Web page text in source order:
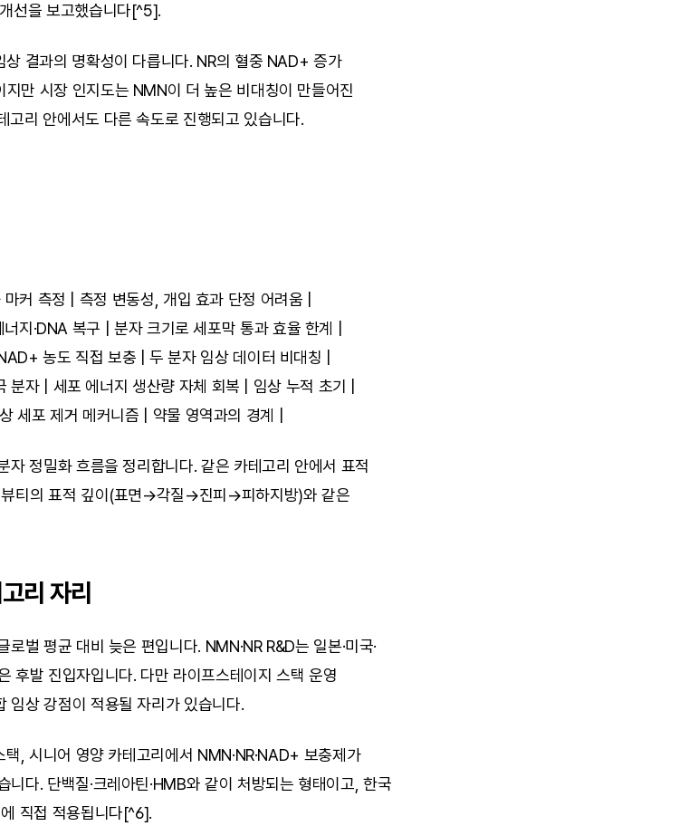
선을 보고했습니다[^5].
결과의 명확성이 다릅니다. NR의 혈중 NAD+ 증가
만 시장 인지도는 NMN이 더 높은 비대칭이 만들어진
고리 안에서도 다른 속도로 진행되고 있습니다.
커 측정 | 측정 변동성, 개입 효과 단정 어려움 |
지·DNA 복구 | 분자 크기로 세포막 통과 효율 한계 |
농도 직접 보충 | 두 분자 임상 데이터 비대칭 |
분자 | 세포 에너지 생산량 자체 회복 | 임상 누적 초기 |
세포 제거 메커니즘 | 약물 영역과의 경계 |
자 정밀화 흐름을 정리합니다. 같은 카테고리 안에서 표적
뷰티의 표적 깊이(표면→각질→진피→피하지방)와 같은
리 자리
벌 평균 대비 늦은 편입니다. NMN·NR R&D는 일본·미국·
후발 진입자입니다. 다만 라이프스테이지 스택 운영
임상 강점이 적용될 자리가 있습니다.
, 시니어 영양 카테고리에서 NMN·NR·NAD+ 보충제가
다. 단백질·크레아틴·HMB와 같이 처방되는 형태이고, 한국
직접 적용됩니다[^6].